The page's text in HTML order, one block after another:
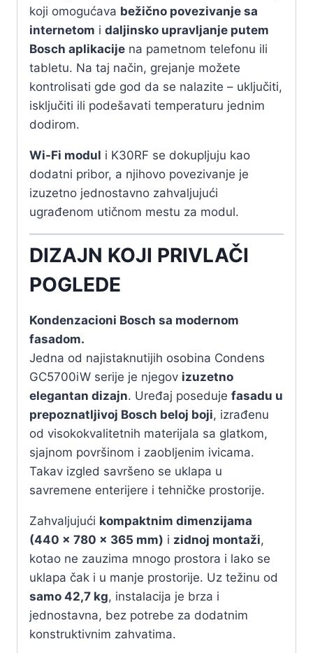
koji omogućava bežično povezivanje sa
internetom i daljinsko upravljanje putem
Bosch aplikacije na pametnom telefonu ili
tabletu. Na taj način, grejanje možete
kontrolisati gde god da se nalazite – uključiti,
isključiti ili podešavati temperaturu jednim
dodirom.
Wi-Fi modul i K30RF se dokupljuju kao
dodatni pribor, a njihovo povezivanje je
izuzetno jednostavno zahvaljujući
ugrađenom utičnom mestu za modul.
DIZAJN KOJI PRIVLAČI
POGLEDE
Kondenzacioni Bosch sa modernom
fasadom.
Jedna od najistaknutijih osobina Condens
GC5700iW serije je njegov izuzetno
elegantan dizajn. Uređaj poseduje fasadu u
prepoznatljivoj Bosch beloj boji, izrađenu
od visokokvalitetnih materijala sa glatkom,
sjajnom površinom i zaobljenim ivicama.
Takav izgled savršeno se uklapa u
savremene enterijere i tehničke prostorije.
Zahvaljujući kompaktnim dimenzijama
(440 × 780 × 365 mm) i zidnoj montaži,
kotao ne zauzima mnogo prostora i lako se
uklapa čak i u manje prostorije. Uz težinu od
samo 42,7 kg, instalacija je brza i
jednostavna, bez potrebe za dodatnim
konstruktivnim zahvatima.